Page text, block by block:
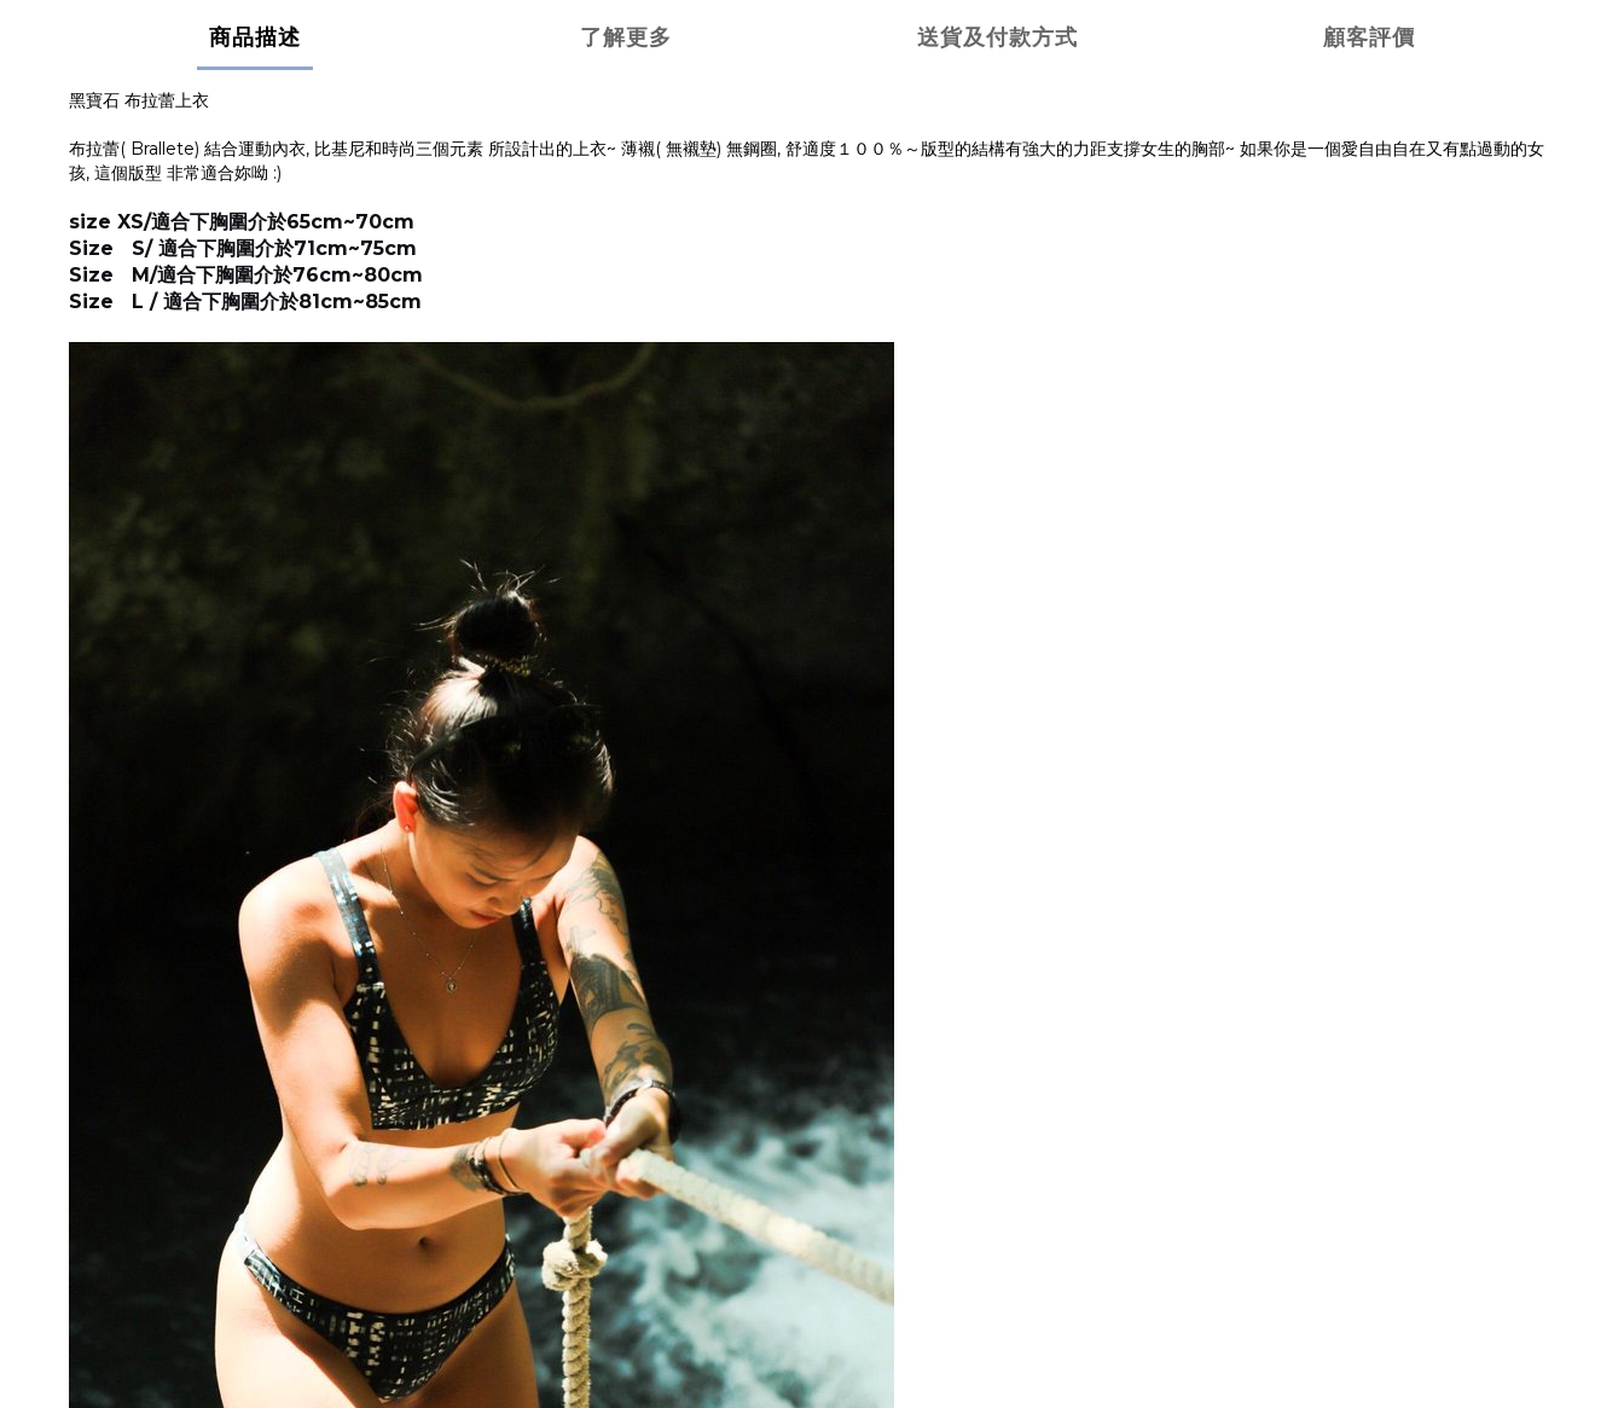
商品描述 了解更多 送貨及付款方式 顧客評價
黑寶石 布拉蕾上衣
布拉蕾( Brallete) 結合運動內衣, 比基尼和時尚三個元素 所設計出的上衣~ 薄襯( 無襯墊) 無鋼圈, 舒適度１００％～版型的結構有強大的力距支撐女生的胸部~ 如果你是一個愛自由自在又有點過動的女
孩, 這個版型 非常適合妳呦 :)
size XS/適合下胸圍介於65cm~70cm
Size S/ 適合下胸圍介於71cm~75cm
Size M/適合下胸圍介於76cm~80cm
Size L / 適合下胸圍介於81cm~85cm